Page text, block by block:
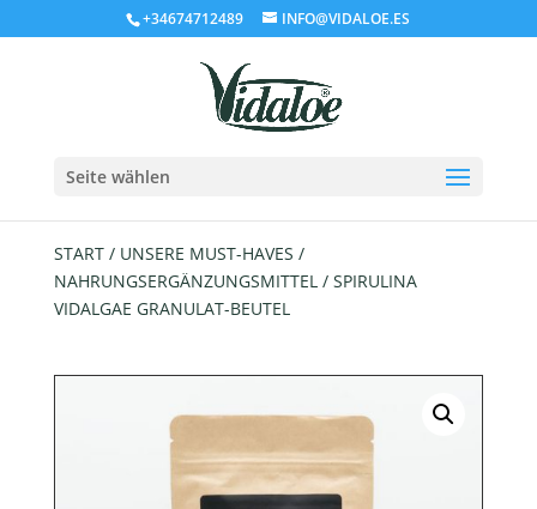
+34674712489 INFO@VIDALOE.ES
Seite wählen
START/ UNSERE MUST-HAVES /
NAHRUNGSERGÄNZUNGSMITTEL/ SPIRULINA
VIDALGAE GRANULAT-BEUTEL